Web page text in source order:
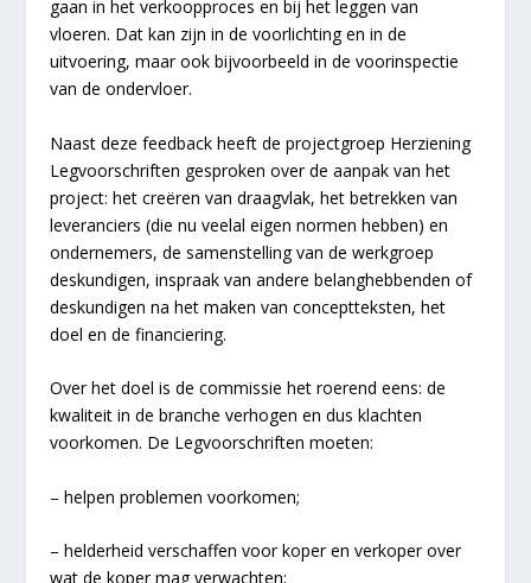
gaan in het verkoopproces en bij het leggen van
vloeren. Dat kan zijn in de voorlichting en in de
uitvoering, maar ook bijvoorbeeld in de voorinspectie
van de ondervloer.
Naast deze feedback heeft de projectgroep Herziening
Legvoorschriften gesproken over de aanpak van het
project: het creëren van draagvlak, het betrekken van
leveranciers (die nu veelal eigen normen hebben) en
ondernemers, de samenstelling van de werkgroep
deskundigen, inspraak van andere belanghebbenden of
deskundigen na het maken van conceptteksten, het
doel en de financiering.
Over het doel is de commissie het roerend eens: de
kwaliteit in de branche verhogen en dus klachten
voorkomen. De Legvoorschriften moeten:
– helpen problemen voorkomen;
– helderheid verschaffen voor koper en verkoper over
wat de koper mag verwachten;